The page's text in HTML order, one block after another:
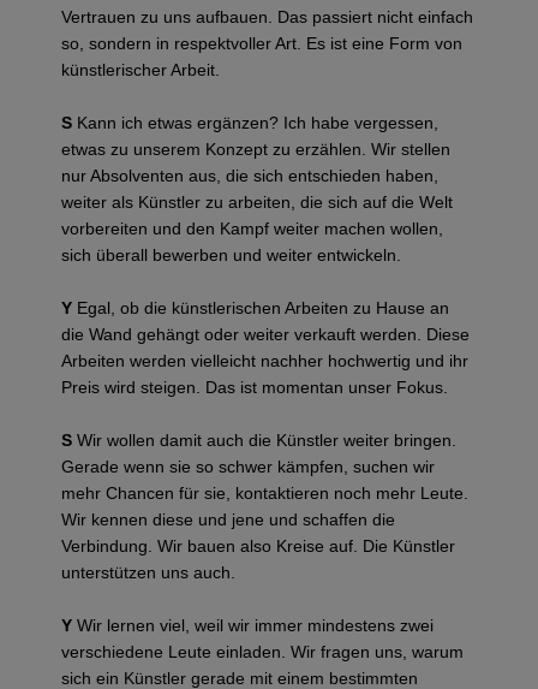
Vertrauen zu uns aufbauen. Das passiert nicht einfach
so, sondern in respektvoller Art. Es ist eine Form von
künstlerischer Arbeit.
S Kann ich etwas ergänzen? Ich habe vergessen,
etwas zu unserem Konzept zu erzählen. Wir stellen
nur Absolventen aus, die sich entschieden haben,
weiter als Künstler zu arbeiten, die sich auf die Welt
vorbereiten und den Kampf weiter machen wollen,
sich überall bewerben und weiter entwickeln.
Y Egal, ob die künstlerischen Arbeiten zu Hause an
die Wand gehängt oder weiter verkauft werden. Diese
Arbeiten werden vielleicht nachher hochwertig und ihr
Preis wird steigen. Das ist momentan unser Fokus.
S Wir wollen damit auch die Künstler weiter bringen.
Gerade wenn sie so schwer kämpfen, suchen wir
mehr Chancen für sie, kontaktieren noch mehr Leute.
Wir kennen diese und jene und schaffen die
Verbindung. Wir bauen also Kreise auf. Die Künstler
unterstützen uns auch.
Y Wir lernen viel, weil wir immer mindestens zwei
verschiedene Leute einladen. Wir fragen uns, warum
sich ein Künstler gerade mit einem bestimmten